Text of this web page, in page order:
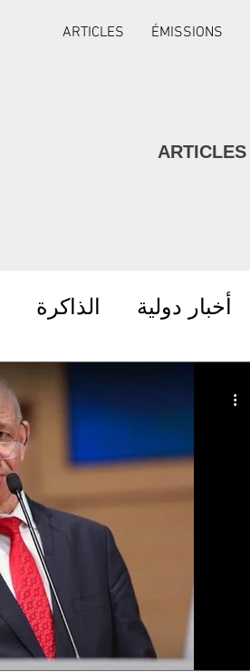
ARTICLES ÉMISSIONS
ARTICLES
أخبار دولية الذاكرة